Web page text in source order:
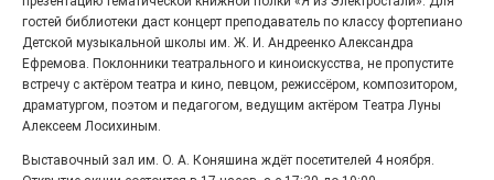
Выставка «Палитра героизма» — новый масштабный
проект, на который электростальцев приглашает к
себе Выставочный зал им. Олега Коняшина.
гостей библиотеки даст концерт преподаватель по классу фортепиано
Детской музыкальной школы им. Ж. И. Андреенко Александра
Ефремова. Поклонники театрального и киноискусства, не пропустите
встречу с актёром театра и кино, певцом, режиссёром, композитором,
драматургом, поэтом и педагогом, ведущим актёром Театра Луны
Алексеем Лосихиным.
Выставочный зал им. О. А. Коняшина ждёт посетителей 4 ноября.